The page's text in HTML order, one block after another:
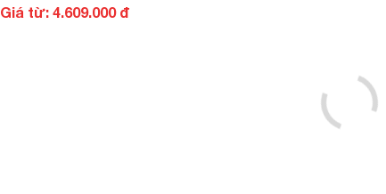
Giá từ: 4.609.000 đ